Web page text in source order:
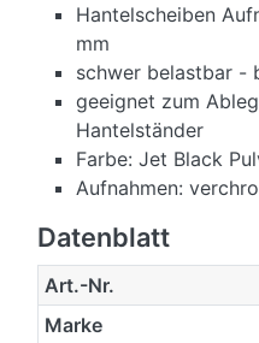
Hantelscheiben
mm
schwer belastbar -
geeignet zum
Hantelständer
Farbe: Jet Black
Aufnahmen:
Datenblatt
Art.-Nr.
Marke